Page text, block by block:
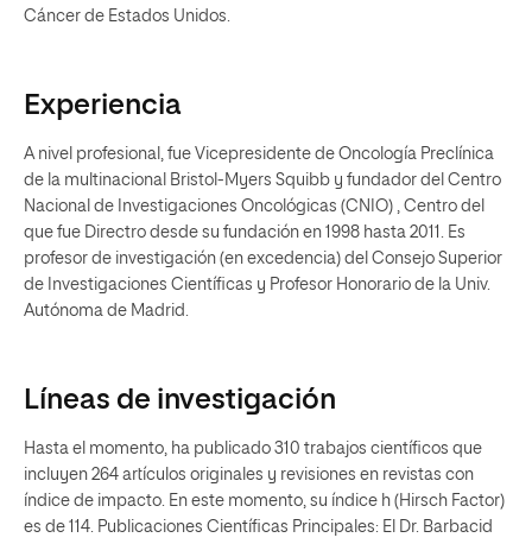
Cáncer de Estados Unidos.
Experiencia
A nivel profesional, fue Vicepresidente de Oncología Preclínica
de la multinacional Bristol-Myers Squibb y fundador del Centro
Nacional de Investigaciones Oncológicas (CNIO) , Centro del
que fue Directro desde su fundación en 1998 hasta 2011. Es
profesor de investigación (en excedencia) del Consejo Superior
de Investigaciones Científicas y Profesor Honorario de la Univ.
Autónoma de Madrid.
Líneas de investigación
Hasta el momento, ha publicado 310 trabajos científicos que
incluyen 264 artículos originales y revisiones en revistas con
índice de impacto. En este momento, su índice h (Hirsch Factor)
es de 114. Publicaciones Científicas Principales: El Dr. Barbacid